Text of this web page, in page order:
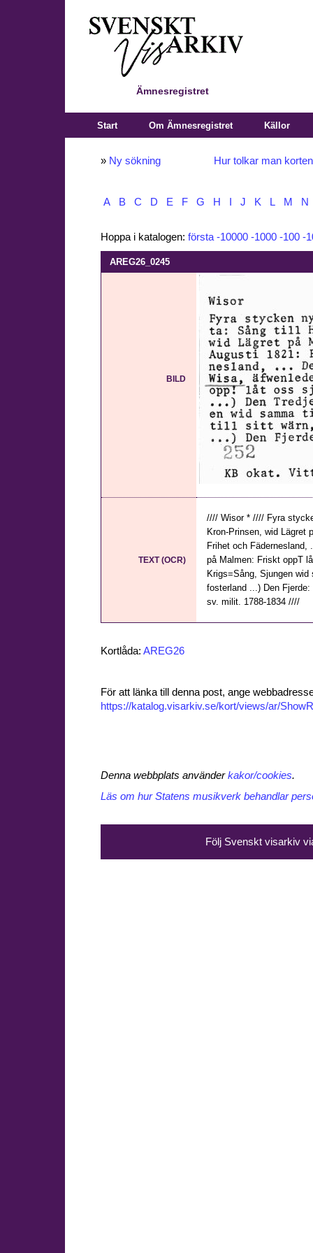
Ämnesregistret
Start Om Ämnesregistret Källor
» Ny sökning Hur tolkar man
A B C D E F G H J K L M N
Hoppa i katalogen: första -10000 -1000 -100 -
AREG26_0245
BILD
TEXT (OCR)
//// Wisor * //// Fyra
Kron-Prinsen, wid Lägret
Frihet och
på Malmen: Friskt oppT
Krigs=Sång, Sjungen
fosterland ...) Den
sv. milit. 1788-1834 ////
Kortlåda: AREG26
För att länka till denna post, ange
https://katalog.visarkiv.se/kort/views/ar/
Denna webbplats använderkakor/cookies.
Läs om hur Statens musikverk behandlar
Följ Svenskt visarkiv